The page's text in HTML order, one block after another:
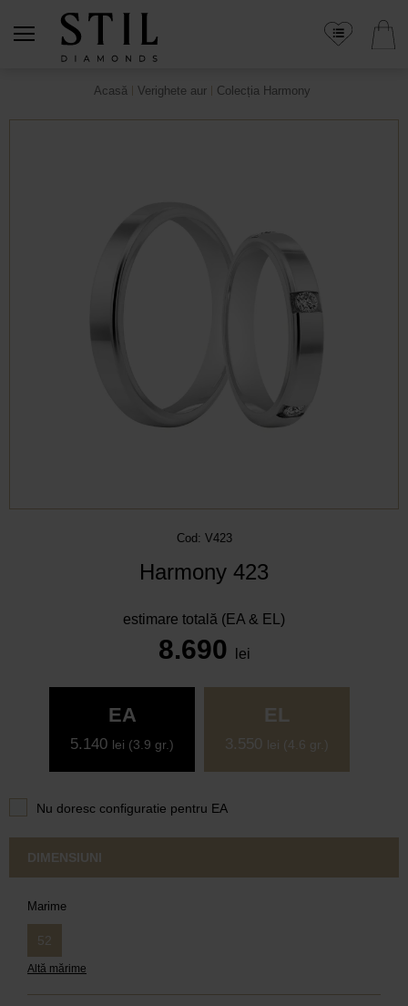
Acasă Verighete aur Colecția Harmony
Cod: V423
Harmony 423
EA
5.140 lei (3.9 gr.)
EL
3.550 lei (4.6 gr.)
estimare totală (EA & EL)
8.690 lei
Nu doresc configuratie pentru EA
DIMENSIUNI
Marime
52
Altă mărime